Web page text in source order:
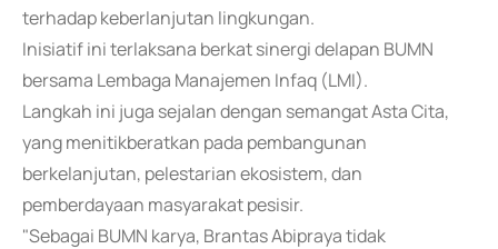
terhadap keberlanjutan lingkungan.
Inisiatif ini terlaksana berkat sinergi delapan BUMN
bersama Lembaga Manajemen Infaq (LMI).
Langkah ini juga sejalan dengan semangat Asta Cita,
yang menitikberatkan pada pembangunan
berkelanjutan, pelestarian ekosistem, dan
pemberdayaan masyarakat pesisir.
"Sebagai BUMN karya, Brantas Abipraya tidak